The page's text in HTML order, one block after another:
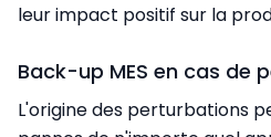
leur impact positif sur la
Back-up MES en cas de
L'origine des perturbations